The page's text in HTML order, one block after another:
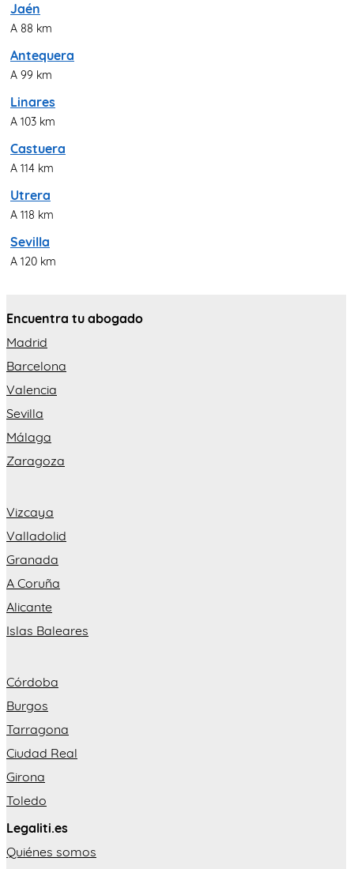
Jaén
A 88 km
Antequera
A 99 km
Linares
A 103 km
Castuera
A 114 km
Utrera
A 118 km
Sevilla
A 120 km
Encuentra tu abogado
Madrid
Barcelona
Valencia
Sevilla
Málaga
Zaragoza
Vizcaya
Valladolid
Granada
A Coruña
Alicante
Islas Baleares
Córdoba
Burgos
Tarragona
Ciudad Real
Girona
Toledo
Legaliti.es
Quiénes somos